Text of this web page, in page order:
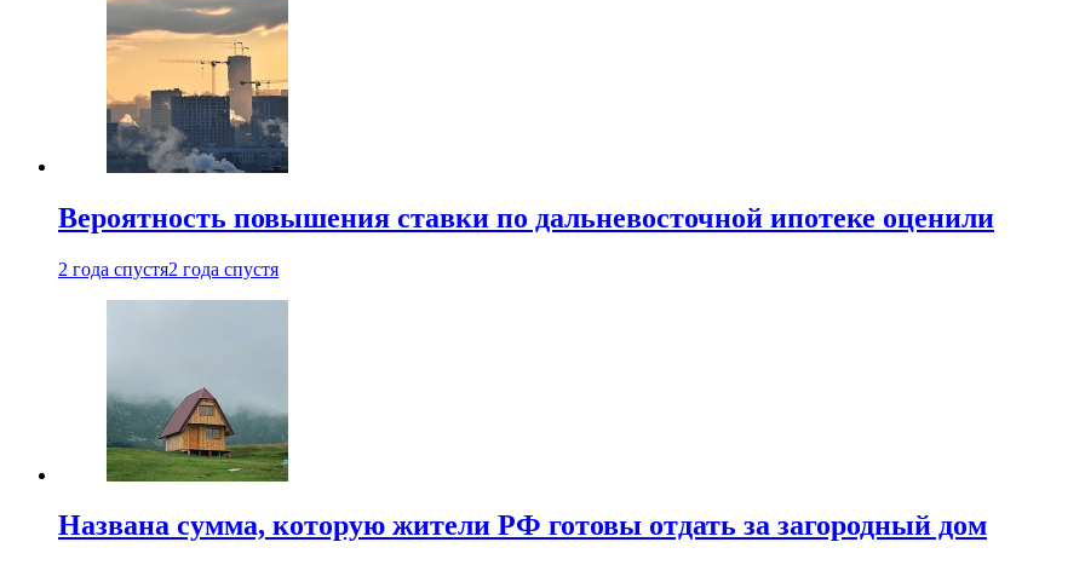
Вероятность повышения ставки по дальневосточной ипотеке оценили
2 года спустя2 года спустя
Названа сумма, которую жители РФ готовы отдать за загородный дом